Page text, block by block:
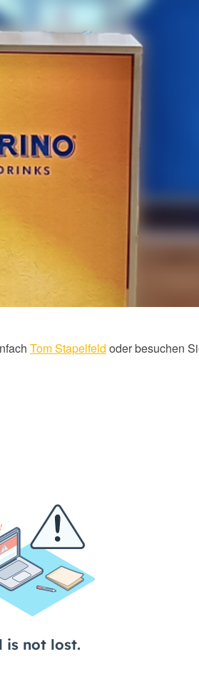
TomStapelfeld oder besuchen